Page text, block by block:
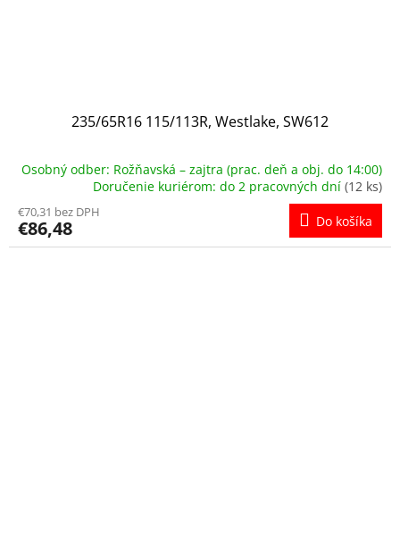
235/65R16 115/113R, Westlake, SW612
Osobný odber: Rožňavská – zajtra (prac. deň a obj. do 14:00)
Doručenie kuriérom: do 2 pracovných dní (12 ks)
€70,31 bez DPH
€86,48 Do košíka